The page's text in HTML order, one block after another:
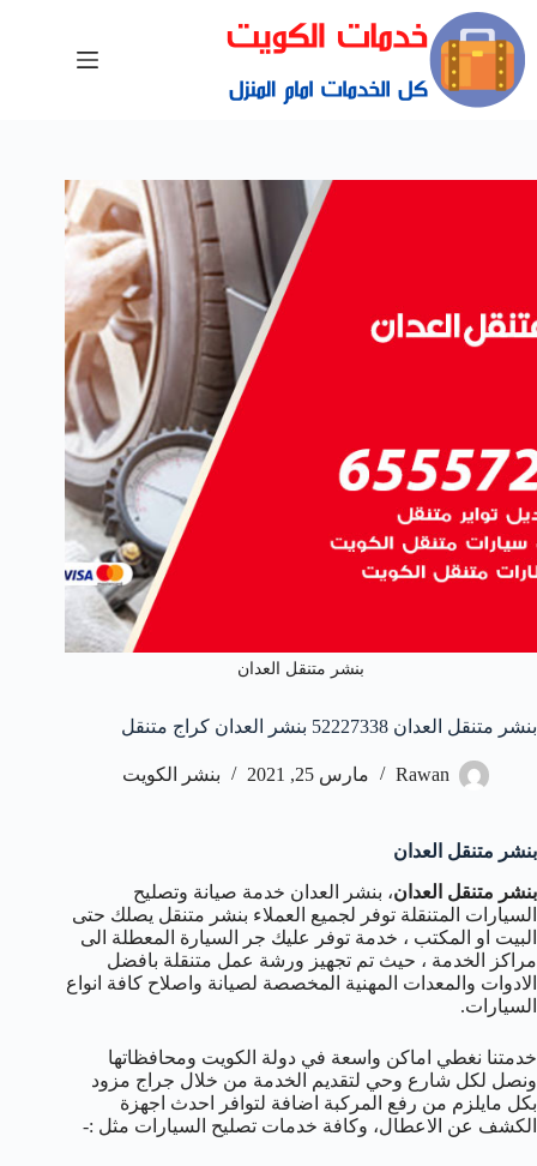
بنشر متنقل العدان
بنشر متنقل العدان 52227338 بنشر العدان كراج متنقل
Rawan مارس 25, 2021 بنشر الكويت
بنشر متنقل العدان
بنشر متنقل العدان، بنشر العدان خدمة صيانة وتصليح
السيارات المتنقلة توفر لجميع العملاء بنشر متنقل يصلك حتى
البيت او المكتب ، خدمة توفر عليك جر السيارة المعطلة الى
مراكز الخدمة ، حيث تم تجهيز ورشة عمل متنقلة بافضل
الادوات والمعدات المهنية المخصصة لصيانة واصلاح كافة انواع
السيارات.
خدمتنا نغطي اماكن واسعة في دولة الكويت ومحافظاتها
ونصل لكل شارع وحي لتقديم الخدمة من خلال جراج مزود
بكل مايلزم من رفع المركبة اضافة لتوافر احدث اجهزة
الكشف عن الاعطال، وكافة خدمات تصليح السيارات مثل :-